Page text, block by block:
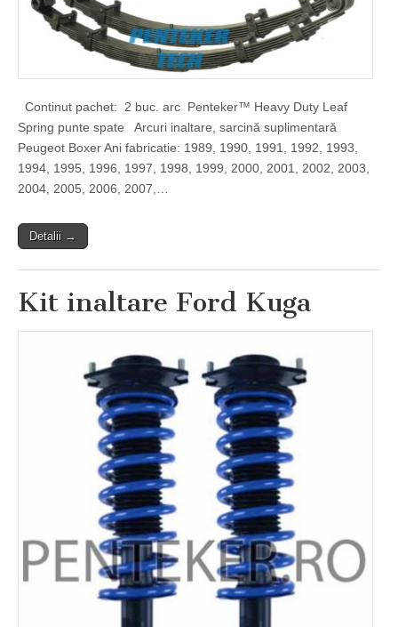
Continut pachet: 2 buc. arc Penteker™ Heavy Duty Leaf
Spring punte spate Arcuri inaltare, sarcină suplimentară
Peugeot Boxer Ani fabricatie: 1989, 1990, 1991, 1992, 1993,
1994, 1995, 1996, 1997, 1998, 1999, 2000, 2001, 2002, 2003,
2004, 2005, 2006, 2007,…
Detalii →
Kit inaltare Ford Kuga